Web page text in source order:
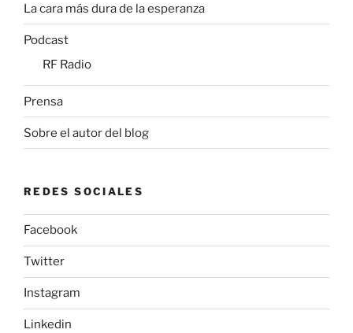
La cara más dura de la esperanza
Podcast
RF Radio
Prensa
Sobre el autor del blog
REDES SOCIALES
Facebook
Twitter
Instagram
Linkedin